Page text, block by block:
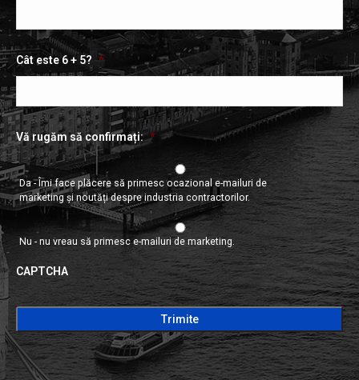
Cât este 6 + 5? *
Vă rugăm să confirmați: *
Da - Îmi face plăcere să primesc ocazional e-mailuri de
marketing și noutăți despre industria contractorilor.
Nu - nu vreau să primesc e-mailuri de marketing.
CAPTCHA
CAPTCHA